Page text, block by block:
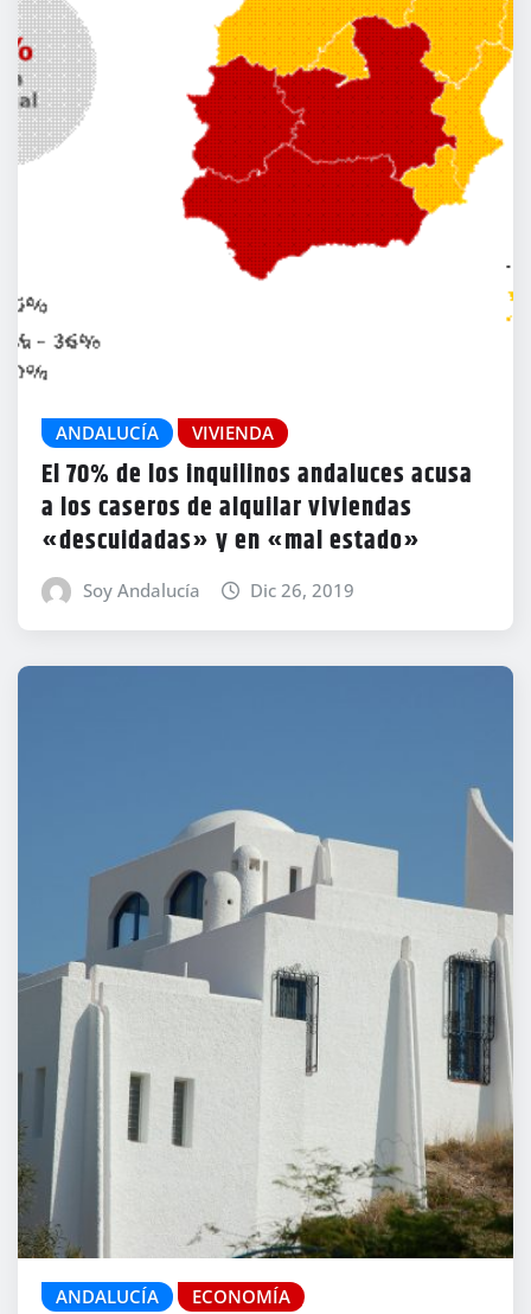
ANDALUCÍA VIVIENDA
El 70% de los inquilinos andaluces acusa
a los caseros de alquilar viviendas
«descuidadas» y en «mal estado»
Soy Andalucía Dic 26, 2019
ANDALUCÍA
ECONOMÍA